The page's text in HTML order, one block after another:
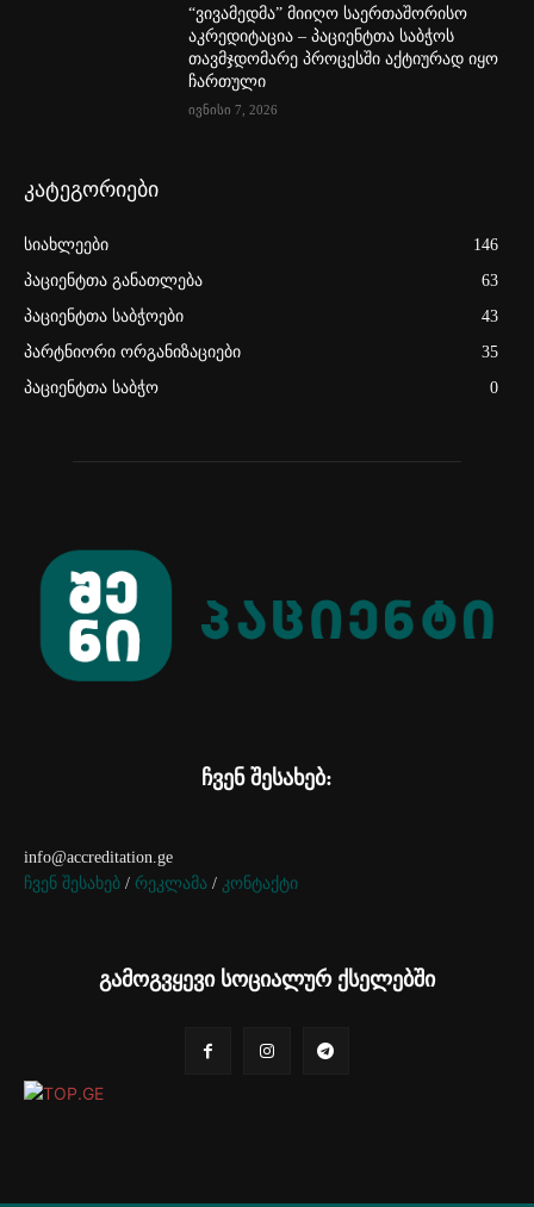
“ვივამედმა” მიიღო საერთაშორისო
აკრედიტაცია – პაციენტთა საბჭოს
თავმჯდომარე პროცესში აქტიურად იყო
ჩართული
ივნისი 7, 2026
კატეგორიები
სიახლეები
146
პაციენტთა განათლება
63
პაციენტთა საბჭოები
43
პარტნიორი ორგანიზაციები
35
პაციენტთა საბჭო
0
ჩვენ შესახებ:
info@accreditation.ge
ჩვენ შესახებ / რეკლამა / კონტაქტი
გამოგვყევი სოციალურ ქსელებში